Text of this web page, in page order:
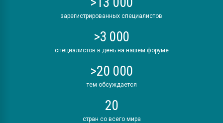
зарегистрированных специалистов
>3 000
специалистов в день на нашем форуме
>20 000
тем обсуждается
20
стран со всего мира